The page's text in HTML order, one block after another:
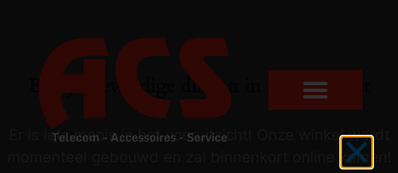
Er zijn geweldige dingen in het verschiet
Er is iets moois in het vooruitzicht! Onze winkel wordt
momenteel gebouwd en zal binnenkort online komen!